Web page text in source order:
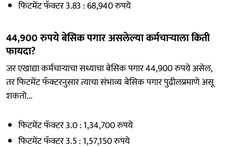
फिटमेंट फॅक्टर 3.83 : 68,940 रुपये
44,900 रुपये बेसिक पगार असलेल्या कर्मचाऱ्याला किती
फायदा?
जर एखाद्या कर्मचाऱ्याचा सध्याचा बेसिक पगार 44,900 रुपये असेल,
तर फिटमेंट फॅक्टरनुसार त्याचा संभाव्य बेसिक पगार पुढीलप्रमाणे असू
शकतो...
फिटमेंट फॅक्टर 3.0 : 1,34,700 रुपये
फिटमेंट फॅक्टर 3.5 : 1,57,150 रुपये